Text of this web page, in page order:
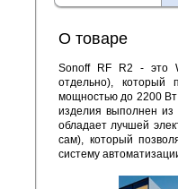
О товаре
Sonoff RF R2 - это
отдельно), который
мощностью до 2200
изделия выполнен из
обладает лучшей
сам), который
систему